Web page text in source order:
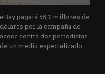
eBay pagará 55,7 millones de
dólares por la campaña de
acoso contra dos periodistas
de un medio especializado